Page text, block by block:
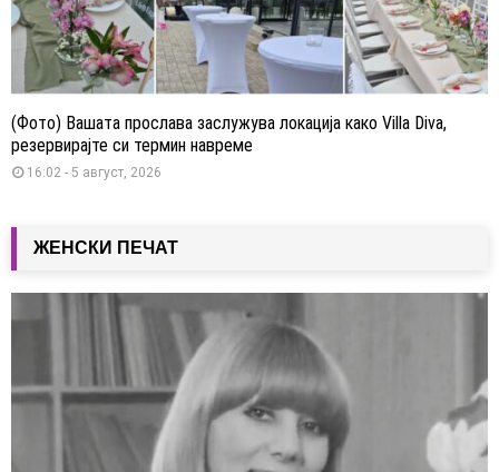
(Фото) Вашата прослава заслужува локација како Villa Diva,
резервирајте си термин навреме
16:02 - 5 август, 2026
ЖЕНСКИ ПЕЧАТ